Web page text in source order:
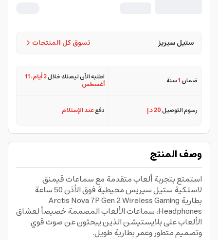
تسوق كل المنتجات ستيل سيريز
ضمان1سنة اطلبه الآن ليصلك خلال3 أيام ،11
أغسطس
رسوم التوصيل20 د.إ دفععند الإستلام
وصف المنتج
استمتع بتجربة ألعاب متقدمة مع سماعات قيمنق
لاسلكية ستيل سيريس محيطية فوق الأذن 50 ساعة
بطارية Arctis Nova 7P Gen 2 Wireless Gaming
Headphones، سماعات الألعاب المصممة خصيصاً لعشاق
الألعاب على بلايستيشن الذين يبحثون عن صوت قوي
وتصميم متطور وعمر بطارية طويل.